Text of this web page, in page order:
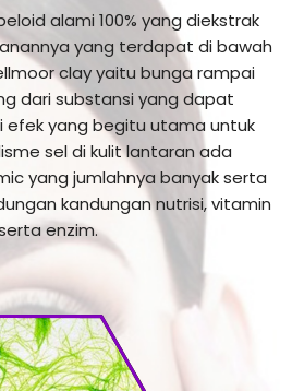
alami 100% yang diekstrak
yang terdapat di bawah
clay yaitu bunga rampai
dari substansi yang dapat
efek yang begitu utama untuk
sel di kulit lantaran ada
yang jumlahnya banyak serta
kandungan nutrisi, vitamin
enzim.